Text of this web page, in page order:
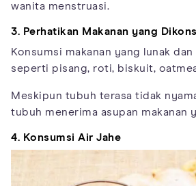
wanita menstruasi.
3. Perhatikan Makanan yang
Konsumsi makanan yang lunak
seperti pisang, roti, biskuit,
Meskipun tubuh terasa tidak
tubuh menerima asupan makanan
4. Konsumsi Air Jahe